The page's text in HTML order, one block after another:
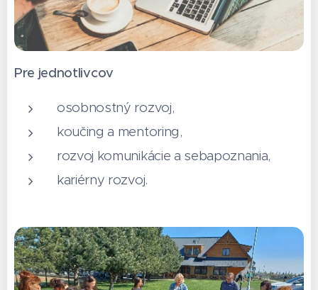
Pre jednotlivcov
osobnostný rozvoj,
koučing a mentoring,
rozvoj komunikácie a sebapoznania,
kariérny rozvoj.